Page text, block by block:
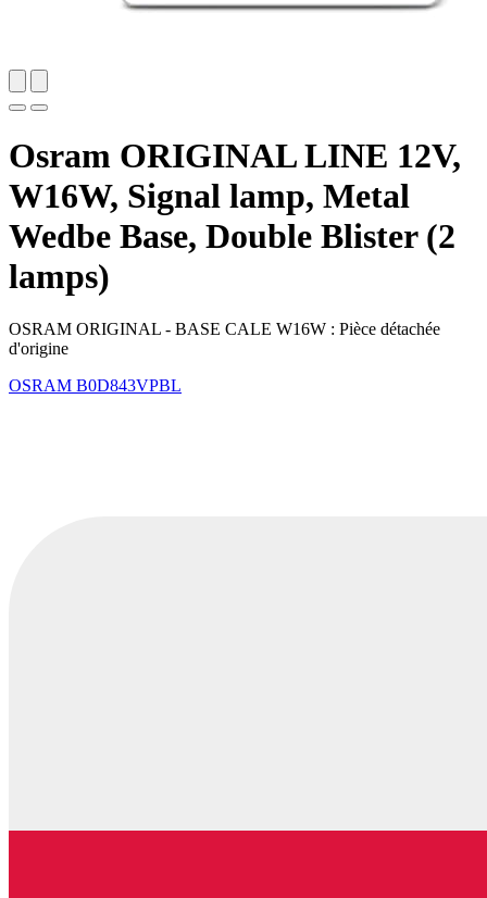
Osram ORIGINAL LINE 12V,
W16W, Signal lamp, Metal
Wedbe Base, Double Blister (2
lamps)
OSRAM ORIGINAL - BASE CALE W16W : Pièce détachée
d'origine
OSRAM B0D843VPBL